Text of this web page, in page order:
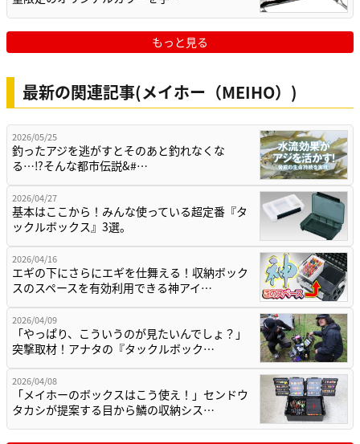
もっと見る
最新の関連記事(メイホー（MEIHO）)
2026/05/25
釣ったアジを逃がすとそのあと釣れなくな
る…⁉そんな都市伝説&#…
2026/04/27
基本はここから！みんな使っている超定番『タ
ックルボックス』3選。
2026/04/16
エギの下にさらにエギを仕舞える！収納ボック
スのスペースを有効利用できる神アイ…
2026/04/09
「やっぱり、こういうのが見たいんでしょ？」
突撃取材！アナタの『タックルボック…
2026/04/08
「メイホーのボックスはこう使え！」センドウ
タカシが提案する目から鱗の収納シス…